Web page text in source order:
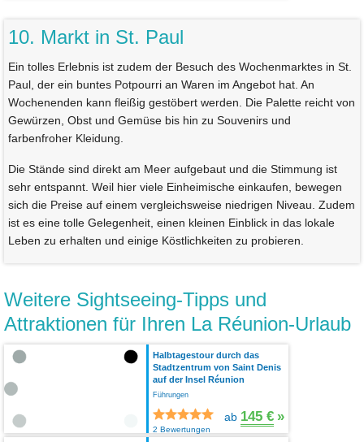
10. Markt in St. Paul
Ein tolles Erlebnis ist zudem der Besuch des Wochenmarktes in St.
Paul, der ein buntes Potpourri an Waren im Angebot hat. An
Wochenenden kann fleißig gestöbert werden. Die Palette reicht von
Gewürzen, Obst und Gemüse bis hin zu Souvenirs und
farbenfroher Kleidung.
Die Stände sind direkt am Meer aufgebaut und die Stimmung ist
sehr entspannt. Weil hier viele Einheimische einkaufen, bewegen
sich die Preise auf einem vergleichsweise niedrigen Niveau. Zudem
ist es eine tolle Gelegenheit, einen kleinen Einblick in das lokale
Leben zu erhalten und einige Köstlichkeiten zu probieren.
Weitere Sightseeing-Tipps und
Attraktionen für Ihren La Réunion-Urlaub
Halbtagestour durch das
Stadtzentrum von Saint Denis
auf der Insel Réunion
Führungen
2 Bewertungen
ab 145 € »